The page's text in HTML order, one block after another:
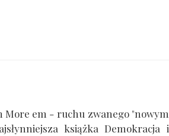
More em - ruchu zwanego "nowym
książka Demokracja i